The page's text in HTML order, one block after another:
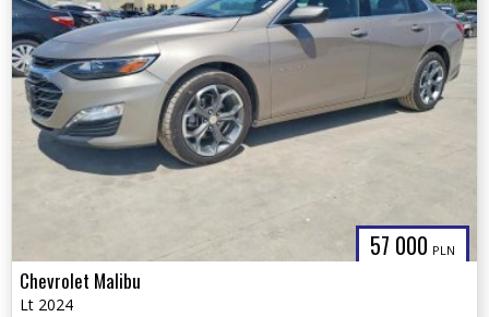
57 000 PLN
Chevrolet Malibu
Lt 2024